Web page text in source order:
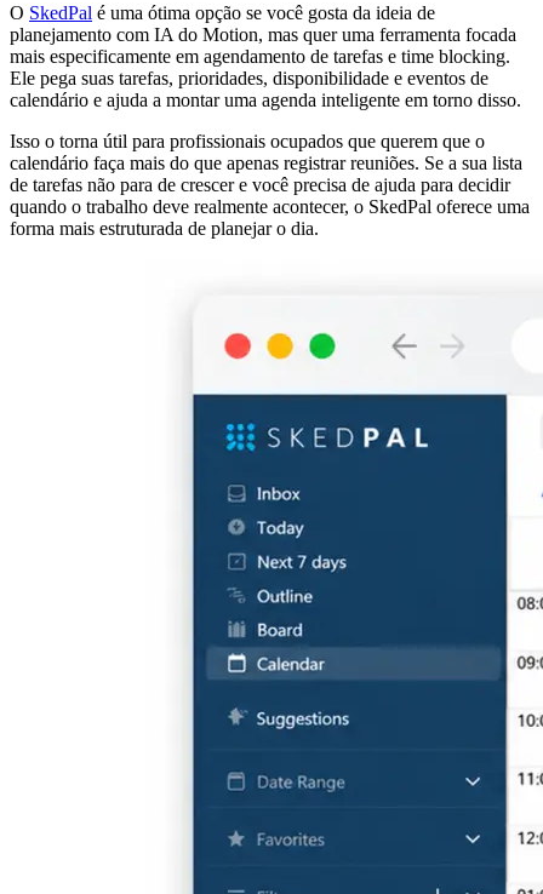
O SkedPal é uma ótima opção se você gosta da ideia de
planejamento com IA do Motion, mas quer uma ferramenta focada
mais especificamente em agendamento de tarefas e time blocking.
Ele pega suas tarefas, prioridades, disponibilidade e eventos de
calendário e ajuda a montar uma agenda inteligente em torno disso.
Isso o torna útil para profissionais ocupados que querem que o
calendário faça mais do que apenas registrar reuniões. Se a sua lista
de tarefas não para de crescer e você precisa de ajuda para decidir
quando o trabalho deve realmente acontecer, o SkedPal oferece uma
forma mais estruturada de planejar o dia.